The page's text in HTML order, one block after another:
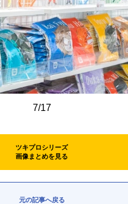
7/17
ツキプロシリーズ
画像まとめを見る
元の記事へ戻る